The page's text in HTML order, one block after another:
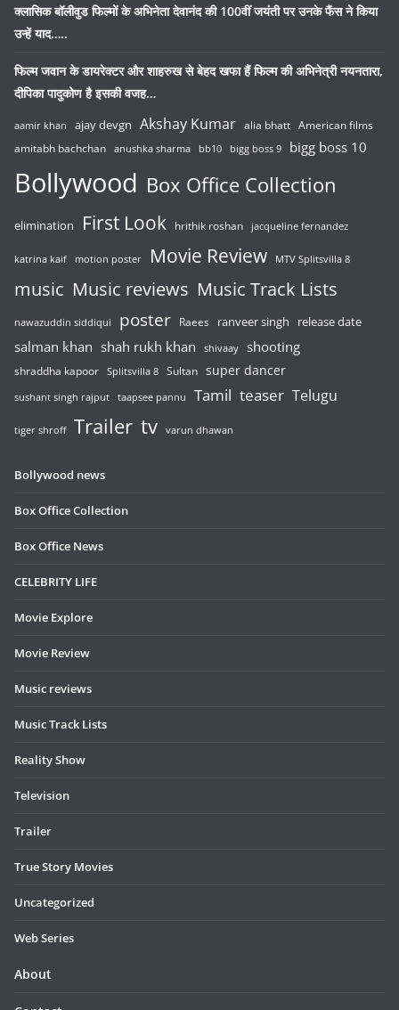
क्लासिक बॉलीवुड फिल्मों के अभिनेता देवानंद की 100वीं जयंती पर उनके फैंस ने किया
उन्हें याद…..
फिल्म जवान के डायरेक्टर और शाहरुख से बेहद खफा हैं फिल्म की अभिनेत्री नयनतारा,
दीपिका पादुकोण है इसकी वजह…
aamir khan ajay devgn Akshay Kumar alia bhatt American films
amitabh bachchan anushka sharma bb10 bigg boss 9 bigg boss 10
Bollywood Box Office Collection
elimination First Look hrithik roshan jacqueline fernandez
katrina kaif motion poster Movie Review MTV Splitsvilla 8
music Music reviews Music Track Lists
nawazuddin siddiqui poster Raees ranveer singh release date
salman khan shah rukh khan shivaay shooting
shraddha kapoor Splitsvilla 8 Sultan super dancer
sushant singh rajput taapsee pannu Tamil teaser Telugu
tiger shroff Trailer tv varun dhawan
Bollywood news
Box Office Collection
Box Office News
CELEBRITY LIFE
Movie Explore
Movie Review
Music reviews
Music Track Lists
Reality Show
Television
Trailer
True Story Movies
Uncategorized
Web Series
About